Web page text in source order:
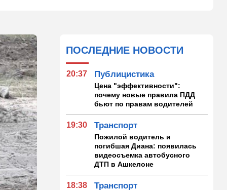
ПОСЛЕДНИЕ НОВОСТИ
20:37 Публицистика
Цена "эффективности":
почему новые правила ПДД
бьют по правам водителей
19:30 Транспорт
Пожилой водитель и
погибшая Диана: появилась
видеосъемка автобусного
ДТП в Ашкелоне
18:38 Транспорт